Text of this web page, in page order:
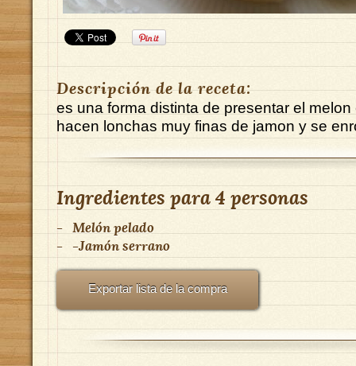
Descripción de la receta:
es una forma distinta de presentar el
hacen lonchas muy finas de jamon y se
Ingredientes para4 personas
- Melón pelado
- -Jamón serrano
Exportar lista de la compra